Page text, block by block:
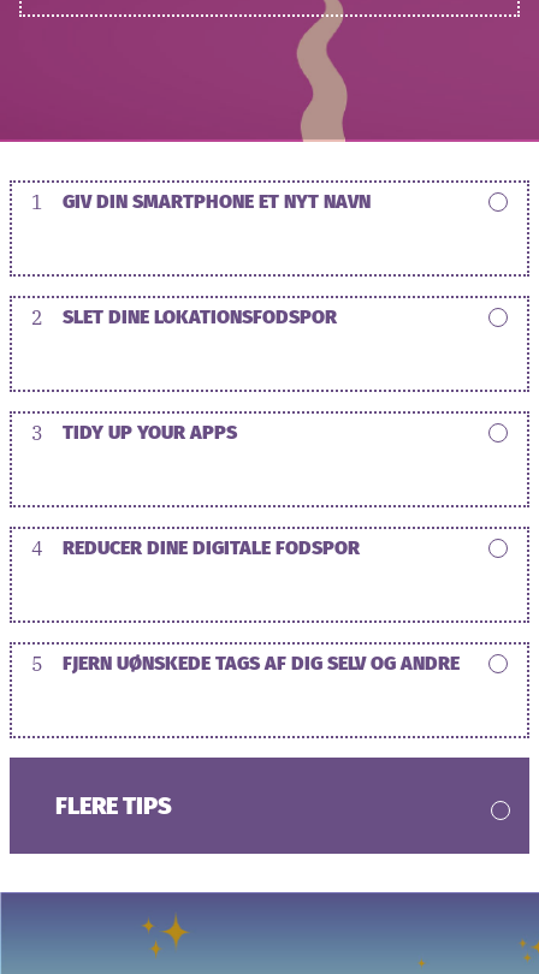
1 GIV DIN SMARTPHONE ET NYT NAVN
2 SLET DINE LOKATIONSFODSPOR
3 TIDY UP YOUR APPS
4 REDUCER DINE DIGITALE FODSPOR
5 FJERN UØNSKEDE TAGS AF DIG SELV OG ANDRE
FLERE TIPS